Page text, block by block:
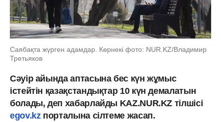
Саябақта жүрген адамдар. Көрнекі фото: NUR.KZ/Владимир
Третьяков
Сәуір айында аптасына бес күн жұмыс
істейтін қазақстандықтар 10 күн демалатын
болады, деп хабарлайды KAZ.NUR.KZ тілшісі
egov.kzпорталына сілтеме жасап.